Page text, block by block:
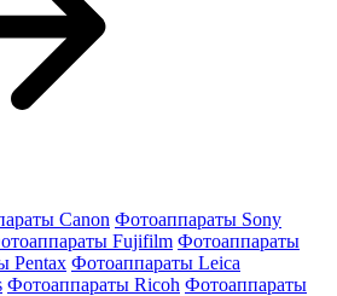
Canon Фотоаппараты Sony
Fujifilm Фотоаппараты
Pentax Фотоаппараты Leica
Фотоаппараты Ricoh Фотоаппараты